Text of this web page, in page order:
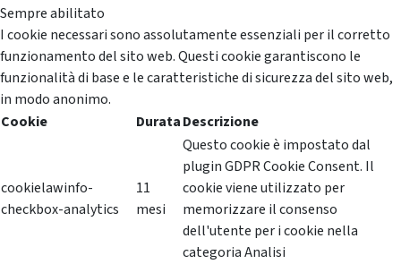
Sempre abilitato
I cookie necessari sono assolutamente essenziali per il corretto
funzionamento del sito web. Questi cookie garantiscono le
funzionalità di base e le caratteristiche di sicurezza del sito web,
in modo anonimo.
Cookie
DurataDescrizione
cookielawinfo-
checkbox-analytics
11
mesi
Questo cookie è impostato dal
plugin GDPR Cookie Consent. Il
cookie viene utilizzato per
memorizzare il consenso
dell'utente per i cookie nella
categoria Analisi